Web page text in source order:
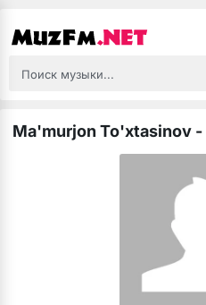
Ma'murjon To'xtasinov -